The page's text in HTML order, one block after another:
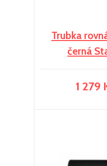
Trubka
černá
1 279